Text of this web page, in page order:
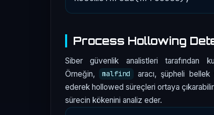
Process Hollowing
Siber güvenlik analistleri tarafından
Örneğin,
malfind
aracı, şüpheli
ederek hollowed süreçleri ortaya
sürecin kökenini analiz eder.